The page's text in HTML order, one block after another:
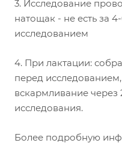
3. Исследование
натощак - не есть за
исследованием
4. При лактации:
перед
вскармливание через
исследования.
Более подробную